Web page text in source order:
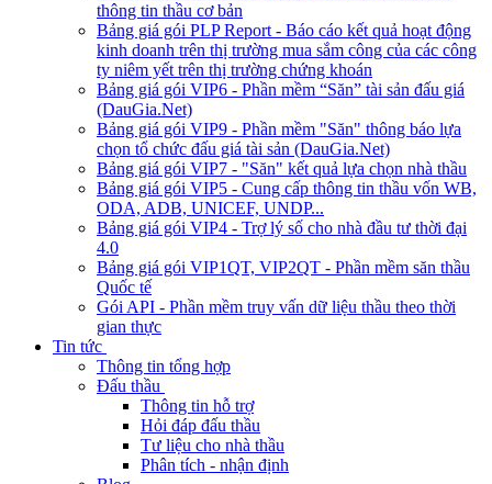
thông tin thầu cơ bản
Bảng giá gói PLP Report - Báo cáo kết quả hoạt động
kinh doanh trên thị trường mua sắm công của các công
ty niêm yết trên thị trường chứng khoán
Bảng giá gói VIP6 - Phần mềm “Săn” tài sản đấu giá
(DauGia.Net)
Bảng giá gói VIP9 - Phần mềm "Săn" thông báo lựa
chọn tổ chức đấu giá tài sản (DauGia.Net)
Bảng giá gói VIP7 - "Săn" kết quả lựa chọn nhà thầu
Bảng giá gói VIP5 - Cung cấp thông tin thầu vốn WB,
ODA, ADB, UNICEF, UNDP...
Bảng giá gói VIP4 - Trợ lý số cho nhà đầu tư thời đại
4.0
Bảng giá gói VIP1QT, VIP2QT - Phần mềm săn thầu
Quốc tế
Gói API - Phần mềm truy vấn dữ liệu thầu theo thời
gian thực
Tin tức
Thông tin tổng hợp
Đấu thầu
Thông tin hỗ trợ
Hỏi đáp đấu thầu
Tư liệu cho nhà thầu
Phân tích - nhận định